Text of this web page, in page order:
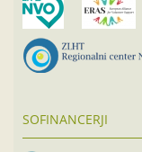
SOFINANCERJI